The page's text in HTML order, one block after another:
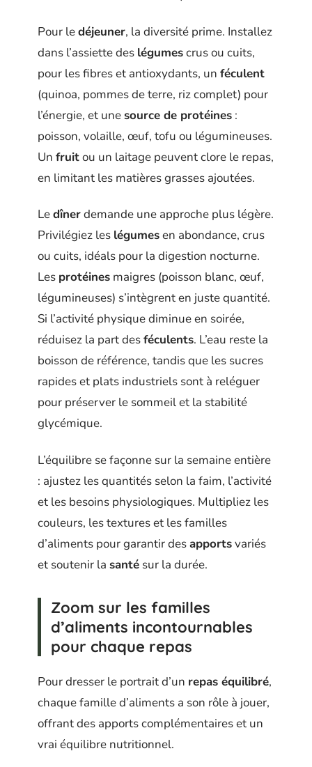
Pour ledéjeuner, la diversité prime. Installez
dans l’assiette des légumescrus ou cuits,
pour les fibres et antioxydants, un féculent
(quinoa, pommes de terre, riz complet) pour
l’énergie, et unesource de protéines :
poisson, volaille, œuf, tofu ou légumineuses.
Un fruitou un laitage peuvent clore le repas,
en limitant les matières grasses ajoutées.
Ledînerdemande une approche plus légère.
Privilégiez les légumesen abondance, crus
ou cuits, idéals pour la digestion nocturne.
Les protéines maigres (poisson blanc, œuf,
légumineuses) s’intègrent en juste quantité.
Si l’activité physique diminue en soirée,
réduisez la part desféculents. L’eau reste la
boisson de référence, tandis que les sucres
rapides et plats industriels sont à reléguer
pour préserver le sommeil et la stabilité
glycémique.
L’équilibre se façonne sur la semaine entière
: ajustez les quantités selon la faim, l’activité
et les besoins physiologiques. Multipliez les
couleurs, les textures et les familles
d’aliments pour garantir desapportsvariés
et soutenir la santé sur la durée.
Zoom sur les familles
d’aliments incontournables
pour chaque repas
Pour dresser le portrait d’un repas équilibré,
chaque famille d’aliments a son rôle à jouer,
offrant des apports complémentaires et un
vrai équilibre nutritionnel.